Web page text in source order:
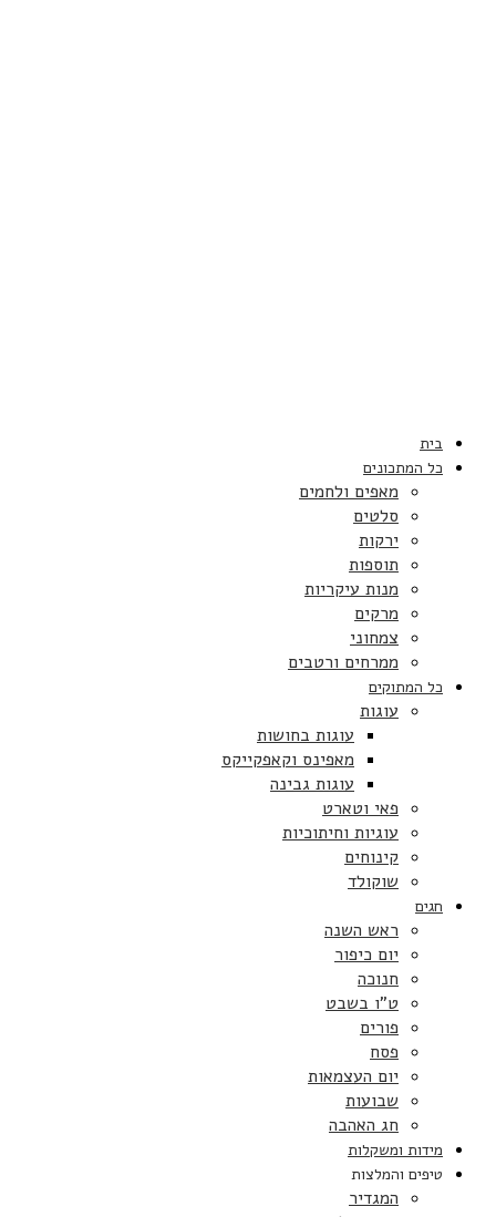
בית
כל המתכונים
מאפים ולחמים
סלטים
ירקות
תוספות
מנות עיקריות
מרקים
צמחוני
ממרחים ורטבים
כל המתוקים
עוגות
עוגות בחושות
מאפינס וקאפקייקס
עוגות גבינה
פאי וטארט
עוגיות וחיתוכיות
קינוחים
שוקולד
חגים
ראש השנה
יום כיפור
חנוכה
ט”ו בשבט
פורים
פסח
יום העצמאות
שבועות
חג האהבה
מידות ומשקלות
טיפים והמלצות
המגדיר